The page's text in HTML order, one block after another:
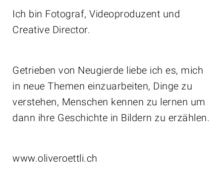
Ich bin Fotograf, Videoproduzent und
Creative Director.
Getrieben von Neugierde liebe ich es, mich
in neue Themen einzuarbeiten, Dinge zu
verstehen, Menschen kennen zu lernen um
dann ihre Geschichte in Bildern zu erzählen.
www.oliveroettli.ch